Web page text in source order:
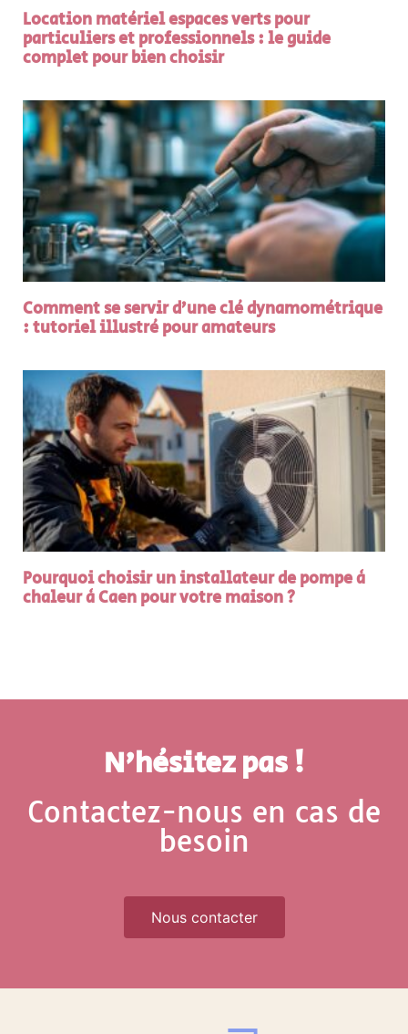
Location matériel espaces verts pour
particuliers et professionnels : le guide
complet pour bien choisir
Comment se servir d’une clé dynamométrique
: tutoriel illustré pour amateurs
Pourquoi choisir un installateur de pompe à
chaleur à Caen pour votre maison ?
N'hésitez pas !
Contactez-nous en cas de
besoin
Nous contacter